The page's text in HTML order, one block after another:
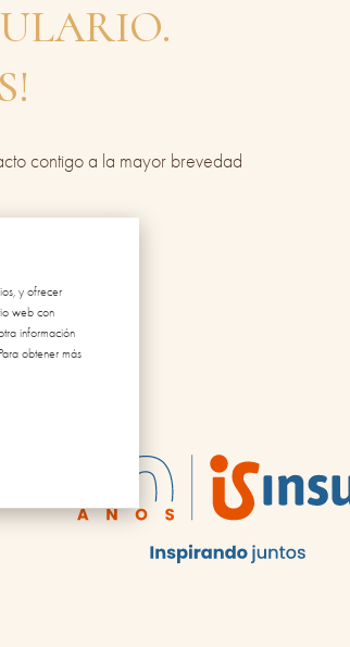
y ofrecer
web con
información
obtener más
contigo a la mayor brevedad